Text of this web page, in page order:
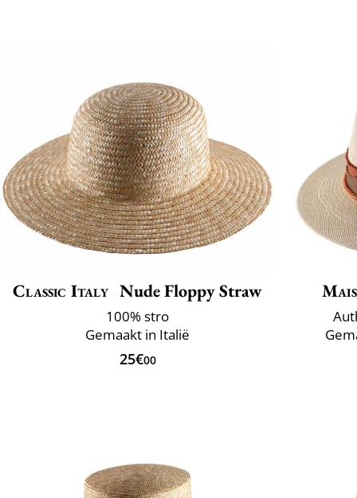
Classic Italy Nude Floppy Straw
100% stro
Gemaakt in Italië
25€00